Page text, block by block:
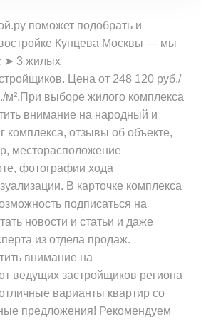
от 532 200 ₽
от 693 800 ₽
от 35 726 000 ₽
от 278 800 ₽
от 522 000 ₽
от 248 100 ₽
поможет подобрать и
Кунцева Москвы — мы
➤ 3 жилых
Цена от 248 120 руб./
м².При выборе жилого комплекса
внимание на народный и
комплекса, отзывы об объекте,
месторасположение
фотографии хода
В карточке комплекса
подписаться на
новости и статьи и даже
из отдела продаж.
внимание на
ведущих застройщиков региона
варианты квартир со
предложения! Рекомендуем